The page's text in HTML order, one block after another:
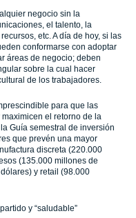
negocio sin la
el talento, la
etc. A día de hoy, si las
conformarse con adoptar
áreas de negocio; deben
sobre la cual hacer
de los trabajadores.
para que las
el retorno de la
Guía semestral de inversión
que prevén una mayor
discreta (220.000
(135.000 millones de
y retail (98.000
y “saludable”